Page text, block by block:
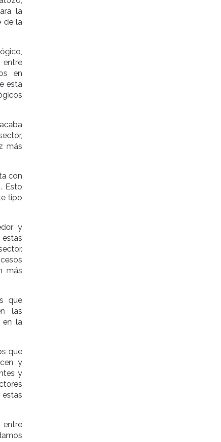
la
de la
en
esta
más
con
Esto
tipo
y
más
que
las
en la
que
y
y
entre